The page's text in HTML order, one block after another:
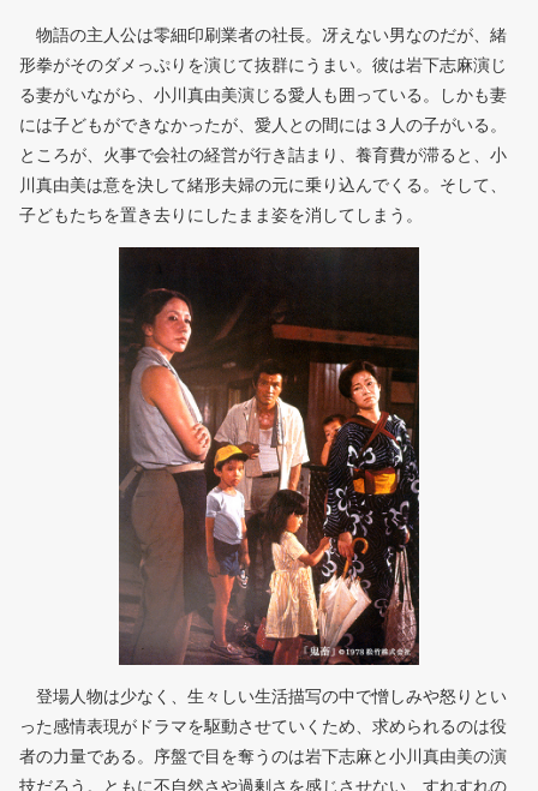
物語の主人公は零細印刷業者の社長。冴えない男なのだが、緒
形拳がそのダメっぷりを演じて抜群にうまい。彼は岩下志麻演じ
る妻がいながら、小川真由美演じる愛人も囲っている。しかも妻
には子どもができなかったが、愛人との間には３人の子がいる。
ところが、火事で会社の経営が行き詰まり、養育費が滞ると、小
川真由美は意を決して緒形夫婦の元に乗り込んでくる。そして、
子どもたちを置き去りにしたまま姿を消してしまう。
登場人物は少なく、生々しい生活描写の中で憎しみや怒りとい
った感情表現がドラマを駆動させていくため、求められるのは役
者の力量である。序盤で目を奪うのは岩下志麻と小川真由美の演
技だろう。ともに不自然さや過剰さを感じさせない、すれすれの